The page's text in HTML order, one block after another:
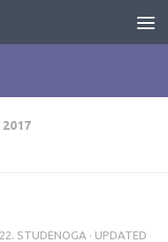
2017
22. STUDENOGA · UPDATED